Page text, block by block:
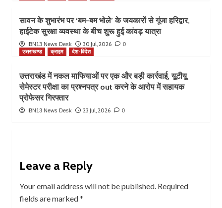
सावन के शुभारंभ पर ‘बम-बम भोले’ के जयकारों से गूंजा हरिद्वार,
हाईटेक सुरक्षा व्यवस्था के बीच शुरू हुई कांवड़ यात्रा
IBN13 News Desk 30 Jul, 2026 0
उत्तराखण्ड क्राइम देश-विदेश
उत्तराखंड में नकल माफियाओं पर एक और बड़ी कार्रवाई, यूटीयू
सेमेस्टर परीक्षा का प्रश्नपत्र out करने के आरोप में सहायक
प्रोफेसर गिरफ्तार
IBN13 News Desk 23 Jul, 2026 0
Leave a Reply
Your email address will not be published. Required
fields are marked*